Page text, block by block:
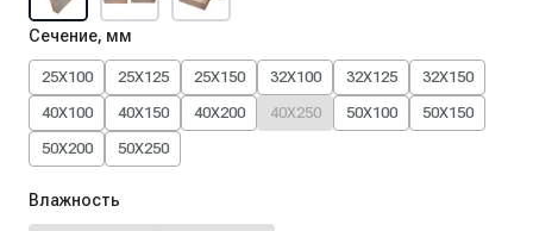
Сечение, мм
25X100 25X125 25X150 32X100 32X125
32X150
40X100
40X150 40X200 40X250 50X100
50X150
50X200
50X250
Влажность